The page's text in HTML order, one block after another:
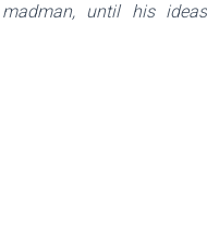
until his ideas